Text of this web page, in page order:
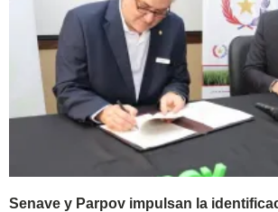
Senave y Parpov impulsan la